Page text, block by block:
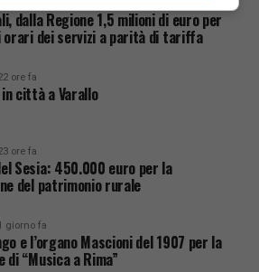
dalla Regione 1,5 milioni di euro per
orari dei servizi a parità di tariffa
ore fa
città a Varallo
ore fa
Sesia: 450.000 euro per la
del patrimonio rurale
giorno fa
e l’organo Mascioni del 1907 per la
di “Musica a Rima”